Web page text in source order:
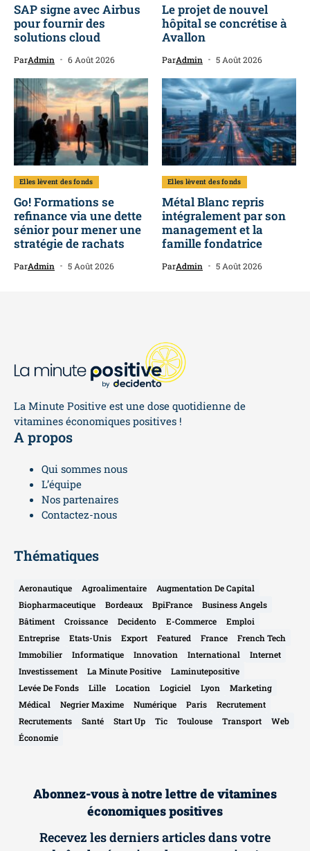
SAP signe avec Airbus
pour fournir des
solutions cloud
ParAdmin 6 Août 2026
Le projet de nouvel
hôpital se concrétise à
Avallon
ParAdmin 5 Août 2026
Elles lèvent des fonds
Go! Formations se
refinance via une dette
sénior pour mener une
stratégie de rachats
ParAdmin 5 Août 2026
Elles lèvent des fonds
Métal Blanc repris
intégralement par son
management et la
famille fondatrice
ParAdmin 5 Août 2026
La Minute Positive est une dose quotidienne de
vitamines économiques positives !
A propos
Qui sommes nous
L’équipe
Nos partenaires
Contactez-nous
Thématiques
Aeronautique Agroalimentaire
Augmentation De Capital
Biopharmaceutique
Bordeaux BpiFrance
Business Angels
Bâtiment
Croissance Decidento E-Commerce
Emploi
Entreprise
Etats-Unis Export Featured France
French Tech
Immobilier
Informatique Innovation International
Internet
Investissement
La Minute Positive
Laminutepositive
Levée De Fonds
Lille Location Logiciel Lyon
Marketing
Médical
Negrier Maxime Numérique Paris
Recrutement
Recrutements
Santé Start Up Tic Toulouse Transport
Web
Économie
Abonnez-vous à notre lettre de vitamines
économiques positives
Recevez les derniers articles dans votre